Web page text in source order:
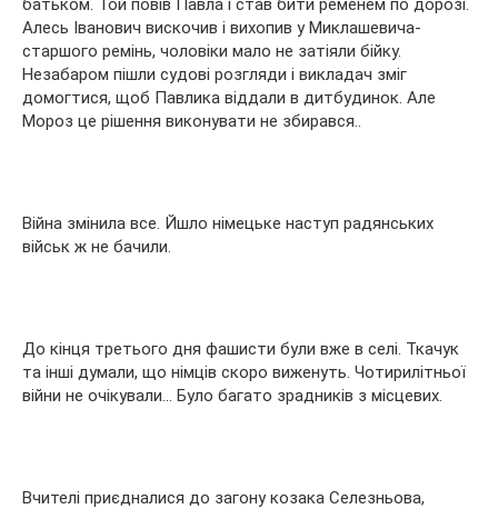
батьком. Той повів Павла і став бити ременем по дорозі.
Алесь Іванович вискочив і вихопив у Миклашевича-
старшого ремінь, чоловіки мало не затіяли бійку.
Незабаром пішли судові розгляди і викладач зміг
домогтися, щоб Павлика віддали в дитбудинок. Але
Мороз це рішення виконувати не збирався..
Війна змінила все. Йшло німецьке наступ радянських
військ ж не бачили.
До кінця третього дня фашисти були вже в селі. Ткачук
та інші думали, що німців скоро виженуть. Чотирилітньої
війни не очікували… Було багато зрадників з місцевих.
Вчителі приєдналися до загону козака Селезньова,